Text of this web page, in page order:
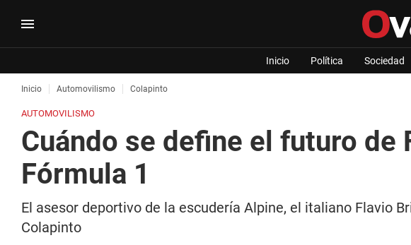
Inicio Política Sociedad
Inicio Automovilismo Colapinto
AUTOMOVILISMO
Cuándo se define el futuro de
Fórmula 1
El asesor deportivo de la escudería Alpine, el italiano Flavio
Colapinto